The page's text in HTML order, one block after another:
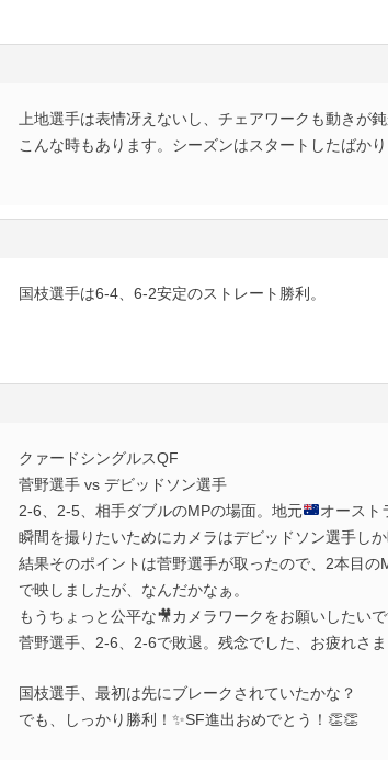
上地選手は表情冴えないし、チェアワークも動きが
こんな時もあります。シーズンはスタートしたばか
国枝選手は6-4、6-2安定のストレート勝利。
クァードシングルスQF
菅野選手 vs デビッドソン選手
2-6、2-5、相手ダブルのMPの場面。地元
オースト
瞬間を撮りたいためにカメラはデビッドソン選手し
結果そのポイントは菅野選手が取ったので、2本目の
で映しましたが、なんだかなぁ。
もうちょっと公平な🎥カメラワークをお願いしたいで
菅野選手、2-6、2-6で敗退。残念でした、お疲れさま
国枝選手、最初は先にブレークされていたかな？
でも、しっかり勝利！✨SF進出おめでとう！👏👏